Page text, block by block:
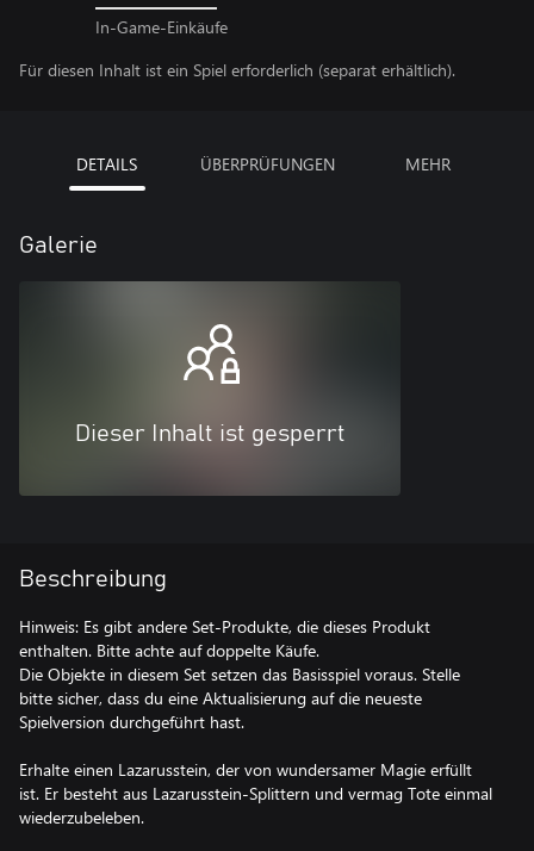
In-Game-Einkäufe
Für diesen Inhalt ist ein Spiel erforderlich (separat erhältlich).
DETAILS ÜBERPRÜFUNGEN MEHR
Galerie
Dieser Inhalt ist gesperrt
Beschreibung
Hinweis: Es gibt andere Set-Produkte, die dieses Produkt
enthalten. Bitte achte auf doppelte Käufe.
Die Objekte in diesem Set setzen das Basisspiel voraus. Stelle
bitte sicher, dass du eine Aktualisierung auf die neueste
Spielversion durchgeführt hast.
Erhalte einen Lazarusstein, der von wundersamer Magie erfüllt
ist. Er besteht aus Lazarusstein-Splittern und vermag Tote einmal
wiederzubeleben.